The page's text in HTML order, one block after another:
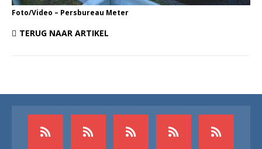
Foto/Video – Persbureau Meter
TERUG NAAR ARTIKEL